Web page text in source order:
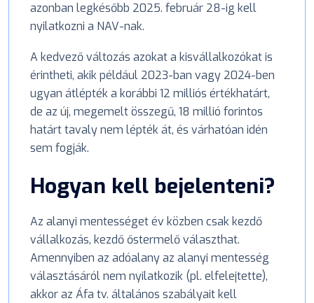
azonban legkésőbb 2025. február 28-ig kell
nyilatkozni a NAV-nak.
A kedvező változás azokat a kisvállalkozókat is
érintheti, akik például 2023-ban vagy 2024-ben
ugyan átlépték a korábbi 12 milliós értékhatárt,
de az új, megemelt összegű, 18 millió forintos
határt tavaly nem lépték át, és várhatóan idén
sem fogják.
Hogyan kell bejelenteni?
Az alanyi mentességet év közben csak kezdő
vállalkozás, kezdő őstermelő választhat.
Amennyiben az adóalany az alanyi mentesség
választásáról nem nyilatkozik (pl. elfelejtette),
akkor az Áfa tv. általános szabályait kell